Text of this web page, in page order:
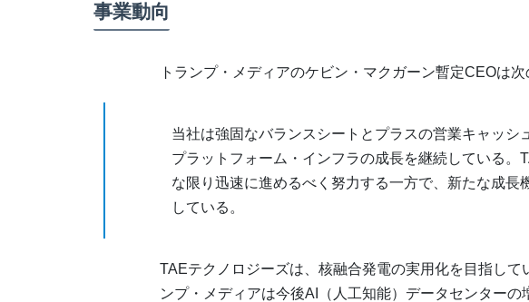
事業動向
トランプ・メディアのケビン・マクガーン暫定CEOは次
当社は強固なバランスシートとプラスの営業キャッシ
プラットフォーム・インフラの成長を継続している。
な限り迅速に進めるべく努力する一方で、新たな成長
している。
TAEテクノロジーズは、核融合発電の実用化を目指して
ンプ・メディアは今後AI（人工知能）データセンターの